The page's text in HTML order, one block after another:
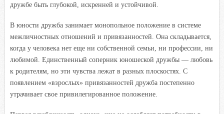
дружбе быть глубокой, искренней и устойчивой.
В юности дружба занимает монопольное положение в системе
межличностных отношений и привязанностей. Она складывается,
когда у человека нет еще ни собственной семьи, ни профессии, ни
любимой. Единственный соперник юношеской дружбы — любовь
к родителям, но эти чувства лежат в разных плоскостях. С
появлением «взрослых» привязанностей дружба постепенно
утрачивает свое привилегированное положение.